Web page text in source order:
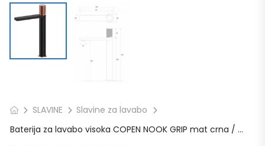
SLAVINE
Slavine za lavabo
Baterija za lavabo visoka COPEN NOOK GRIP mat crna / rose gold